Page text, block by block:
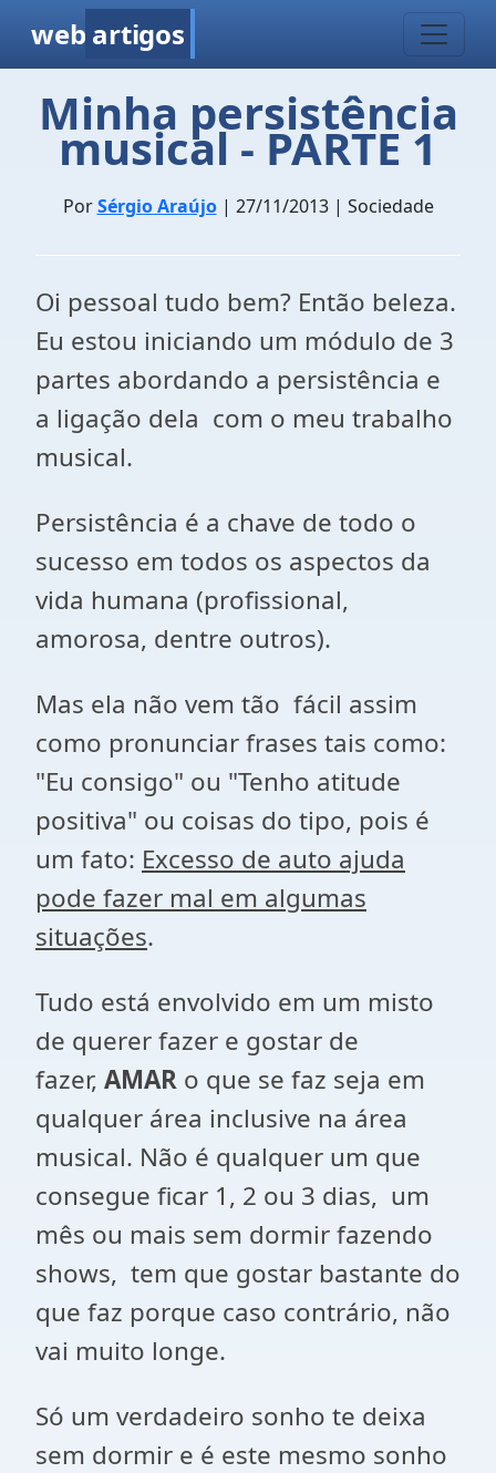
web artigos
Minha persistência
musical - PARTE 1
PorSérgio Araújo| 27/11/2013 | Sociedade
Oi pessoal tudo bem? Então beleza.
Eu estou iniciando um módulo de 3
partes abordando a persistência e
a ligação dela com o meu trabalho
musical.
Persistência é a chave de todo o
sucesso em todos os aspectos da
vida humana (profissional,
amorosa, dentre outros).
Mas ela não vem tão fácil assim
como pronunciar frases tais como:
"Eu consigo" ou "Tenho atitude
positiva" ou coisas do tipo, pois é
um fato: Excesso de auto ajuda
pode fazer mal em algumas
situações.
Tudo está envolvido em um misto
de querer fazer e gostar de
fazer, AMAR o que se faz seja em
qualquer área inclusive na área
musical. Não é qualquer um que
consegue ficar 1, 2 ou 3 dias, um
mês ou mais sem dormir fazendo
shows, tem que gostar bastante do
que faz porque caso contrário, não
vai muito longe.
Só um verdadeiro sonho te deixa
sem dormir e é este mesmo sonho